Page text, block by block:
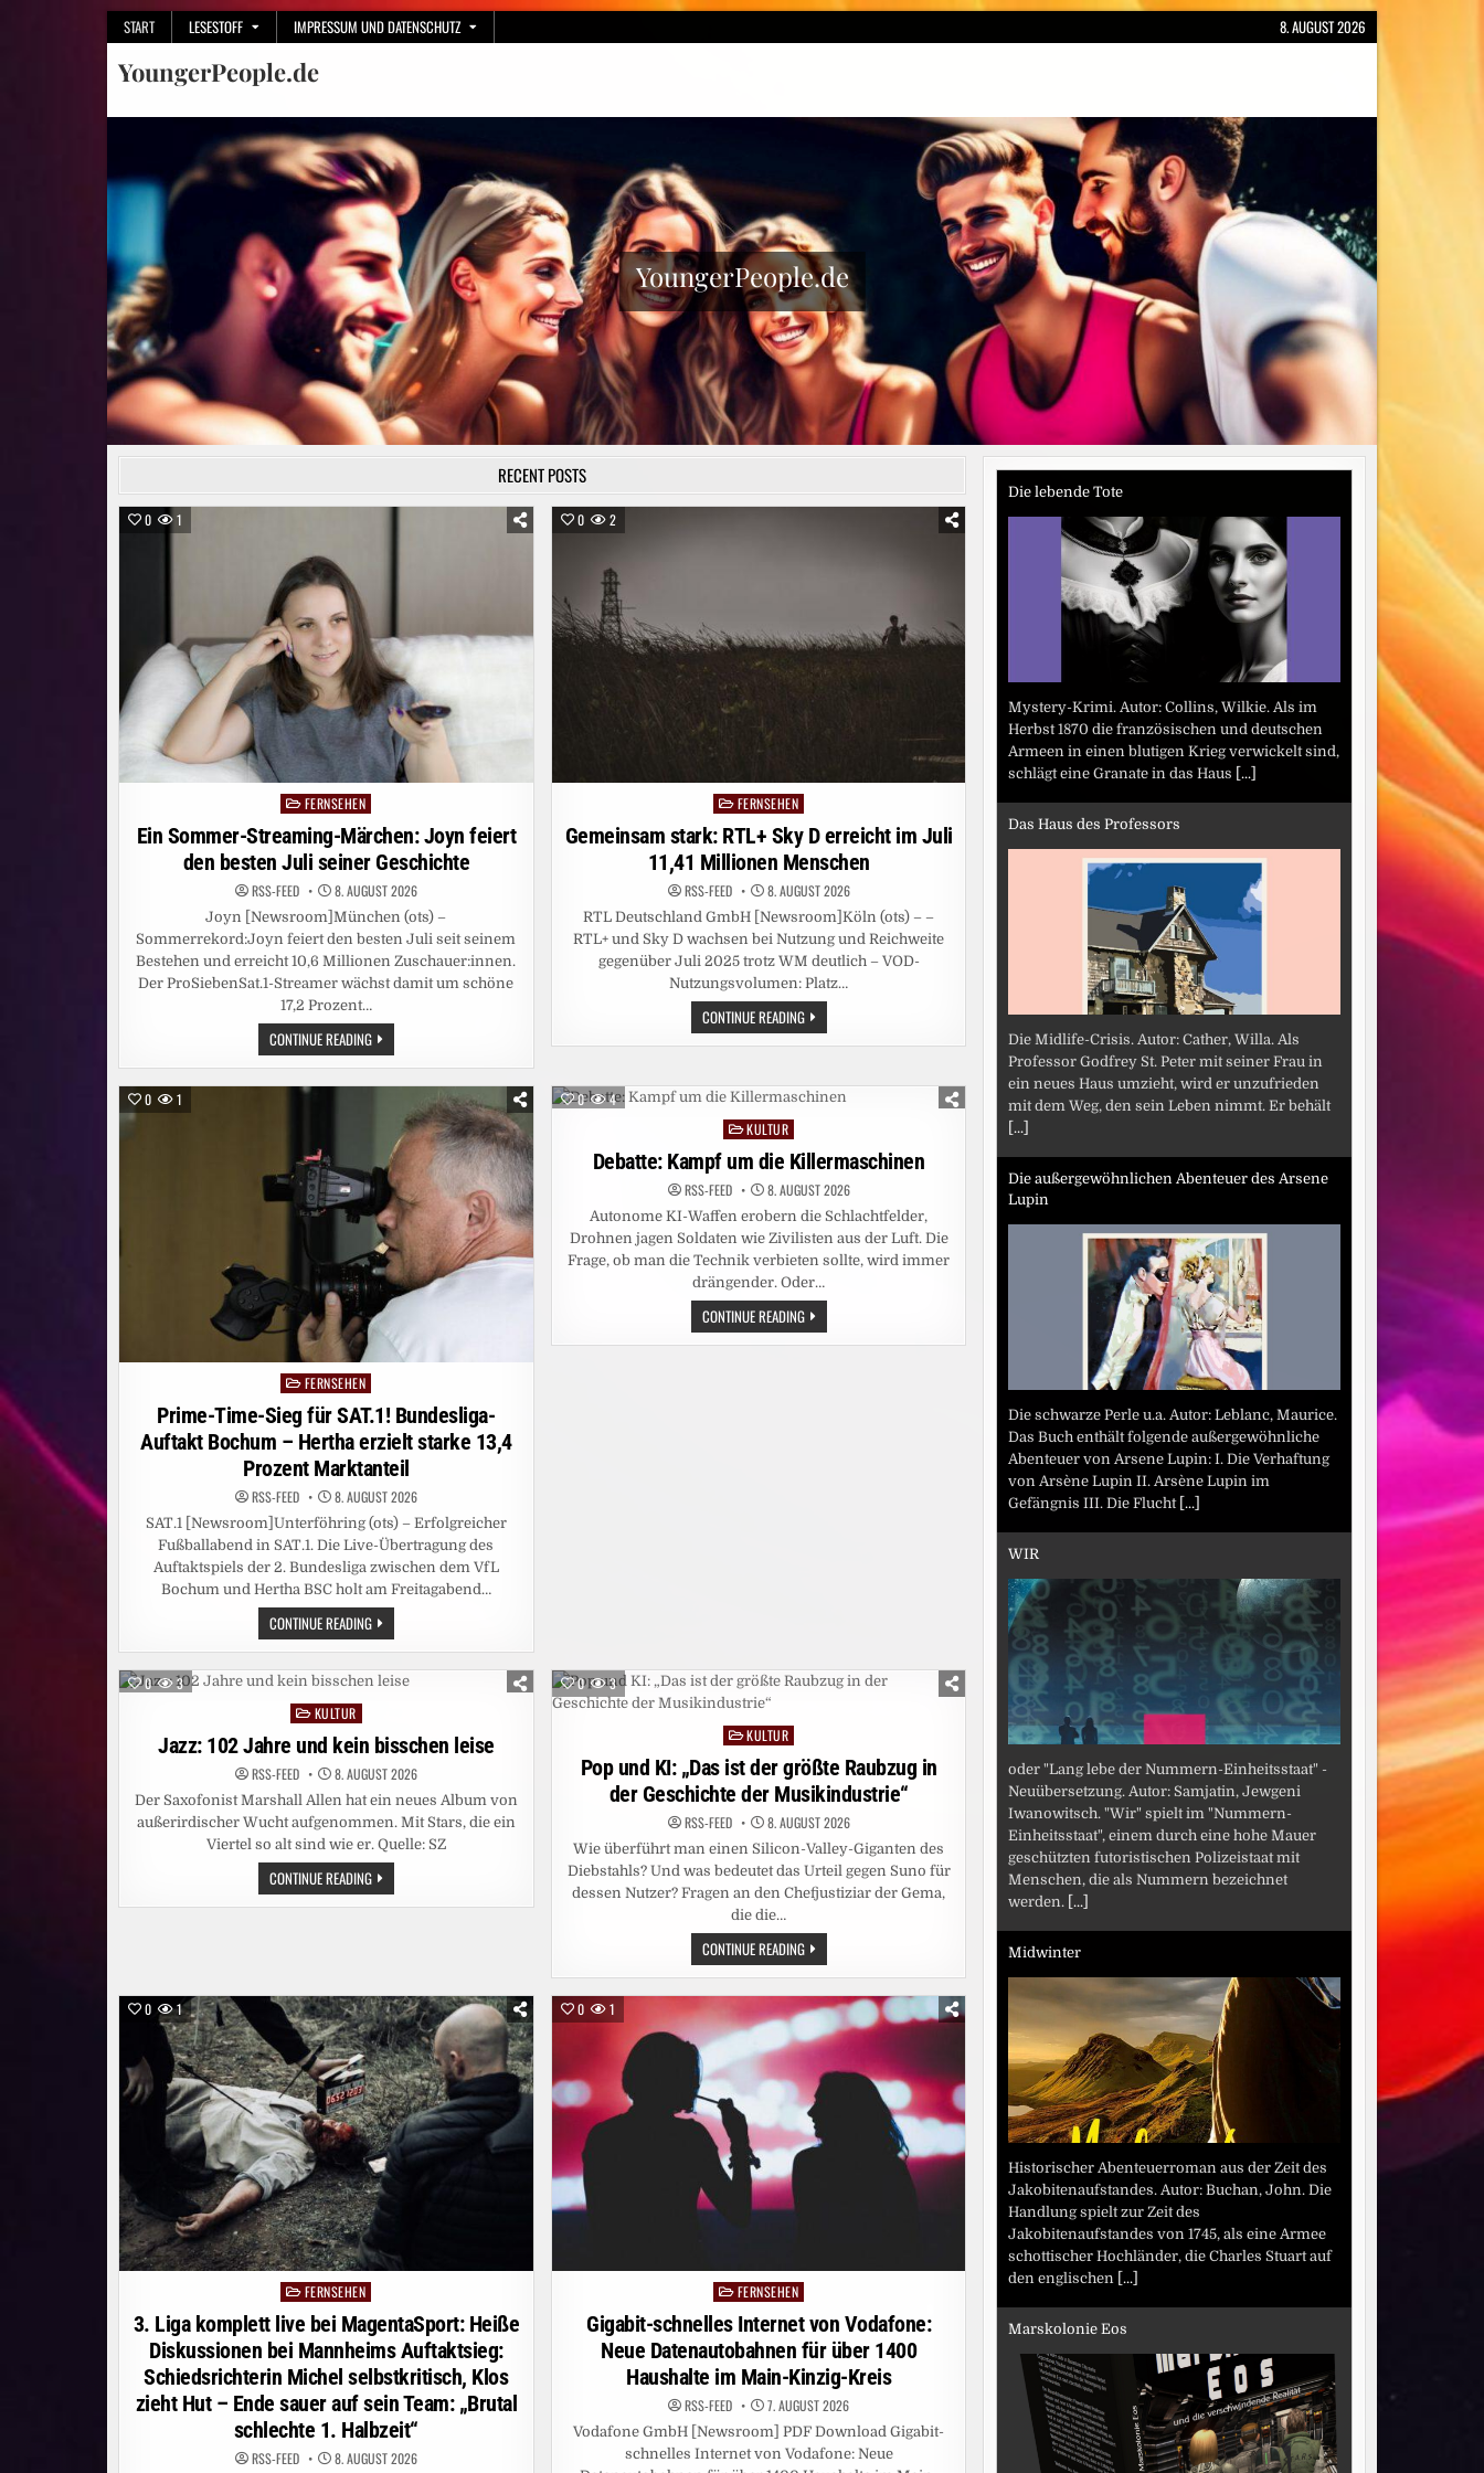
START LESESTOFF IMPRESSUM UND DATENSCHUTZ 8. AUGUST 2026
YoungerPeople.de
YoungerPeople.de
RECENT POSTS
0 1
PostedFERNSEHEN
Ein Sommer-Streaming-Märchen: Joyn feiert
den besten Juli seiner Geschichte
RSS-FEED 8. AUGUST 2026
Joyn [Newsroom]München (ots) –
Sommerrekord:Joyn feiert den besten Juli seit seinem
Bestehen und erreicht 10,6 Millionen Zuschauer:innen.
Der ProSiebenSat.1-Streamer wächst damit um schöne
17,2 Prozent…
CONTINUE READINGEIN
SOMMER-
STREAMING-
BESTEN
JULI
SEINER
GESCHICHTE
0 2
Posted
in
FERNSEHEN
Gemeinsam stark: RTL+ Sky D erreicht im Juli
11,41 Millionen Menschen
RSS-FEED 8. AUGUST 2026
RTL Deutschland GmbH [Newsroom]Köln (ots) – –
RTL+ und Sky D wachsen bei Nutzung und Reichweite
gegenüber Juli 2025 trotz WM deutlich – VOD-
Nutzungsvolumen: Platz…
CONTINUE READINGGEMEINSAM
STARK:
RTL+
ERREICHT
IM
MENSCHEN
0 1
Posted
in
FERNSEHEN
Prime-Time-Sieg für SAT.1! Bundesliga-
Auftakt Bochum – Hertha erzielt starke 13,4
Prozent Marktanteil
RSS-FEED 8. AUGUST 2026
SAT.1 [Newsroom]Unterföhring (ots) – Erfolgreicher
Fußballabend in SAT.1. Die Live-Übertragung des
Auftaktspiels der 2. Bundesliga zwischen dem VfL
Bochum und Hertha BSC holt am Freitagabend…
CONTINUE READINGPRIME-
TIME-
SIEG
SAT.1!
BUNDESLIGA-
–
HERTHA
ERZIELT
STARKE
13,4
PROZENT
MARKTANTEIL
0 4
Posted
in
KULTUR
Debatte: Kampf um die Killermaschinen
RSS-FEED 8. AUGUST 2026
Autonome KI-Waffen erobern die Schlachtfelder,
Drohnen jagen Soldaten wie Zivilisten aus der Luft. Die
Frage, ob man die Technik verbieten sollte, wird immer
drängender. Oder…
CONTINUE READINGDEBATTE:
KAMPF
UM
0 3
PostedKULTUR
Jazz: 102 Jahre und kein bisschen leise
RSS-FEED 8. AUGUST 2026
Der Saxofonist Marshall Allen hat ein neues Album von
außerirdischer Wucht aufgenommen. Mit Stars, die ein
Viertel so alt sind wie er. Quelle: SZ
CONTINUE READINGJAZZ:
102
JAHRE
0 3
Posted
in
KULTUR
Pop und KI: „Das ist der größte Raubzug in
der Geschichte der Musikindustrie“
RSS-FEED 8. AUGUST 2026
Wie überführt man einen Silicon-Valley-Giganten des
Diebstahls? Und was bedeutet das Urteil gegen Suno für
dessen Nutzer? Fragen an den Chefjustiziar der Gema,
die die…
CONTINUE READINGPOP
UND
KI:
IST
DER
GRÖSSTE R
AUBZUG I
ER G
ESCHICHTE D
ER M
USIKINDUSTRIE“
0 1
Posted
in
FERNSEHEN
3. Liga komplett live bei MagentaSport: Heiße
Diskussionen bei Mannheims Auftaktsieg:
Schiedsrichterin Michel selbstkritisch, Klos
zieht Hut – Ende sauer auf sein Team: „Brutal
schlechte 1. Halbzeit“
RSS-FEED 8. AUGUST 2026
0 1
PostedFERNSEHEN
Gigabit-schnelles Internet von Vodafone:
Neue Datenautobahnen für über 1400
Haushalte im Main-Kinzig-Kreis
RSS-FEED 7. AUGUST 2026
Vodafone GmbH [Newsroom] PDF Download Gigabit-
schnelles Internet von Vodafone: Neue
Die lebende Tote
Mystery-Krimi. Autor: Collins, Wilkie. Als im
Herbst 1870 die französischen und deutschen
Armeen in einen blutigen Krieg verwickelt sind,
schlägt eine Granate in das Haus [...]
Das Haus des Professors
Die Midlife-Crisis. Autor: Cather, Willa. Als
Professor Godfrey St. Peter mit seiner Frau in
ein neues Haus umzieht, wird er unzufrieden
mit dem Weg, den sein Leben nimmt. Er behält
[...]
Die außergewöhnlichen Abenteuer des Arsene
Lupin
Die schwarze Perle u.a. Autor: Leblanc, Maurice.
Das Buch enthält folgende außergewöhnliche
Abenteuer von Arsene Lupin: I. Die Verhaftung
von Arsène Lupin II. Arsène Lupin im
Gefängnis III. Die Flucht [...]
WIR
oder "Lang lebe der Nummern-Einheitsstaat" -
Neuübersetzung. Autor: Samjatin, Jewgeni
Iwanowitsch. "Wir" spielt im "Nummern-
Einheitsstaat", einem durch eine hohe Mauer
geschützten futoristischen Polizeistaat mit
Menschen, die als Nummern bezeichnet
werden. [...]
Midwinter
Historischer Abenteuerroman aus der Zeit des
Jakobitenaufstandes. Autor: Buchan, John. Die
Handlung spielt zur Zeit des
Jakobitenaufstandes von 1745, als eine Armee
schottischer Hochländer, die Charles Stuart auf
den englischen [...]
Marskolonie Eos